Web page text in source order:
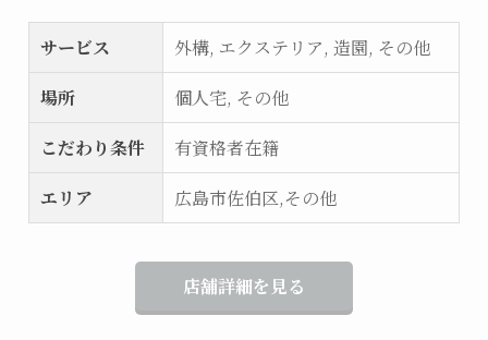
サービス
外構, エクステリア, 造園, その他
場所
個人宅, その他
こだわり条件
有資格者在籍
エリア
広島市佐伯区,その他
店舗詳細を見る